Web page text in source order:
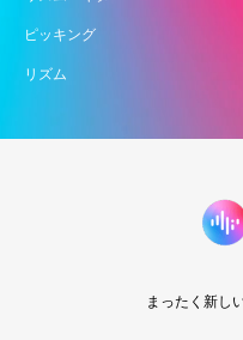
ピッキング
リズム
まったく新し